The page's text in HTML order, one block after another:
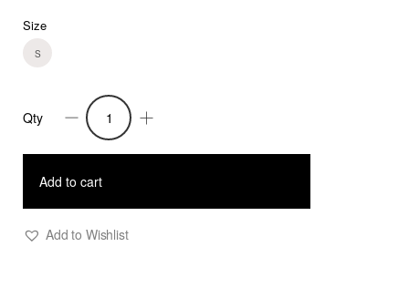
Size
S
Pull
Palma
Qty
Add to cart
Add to Wishlist